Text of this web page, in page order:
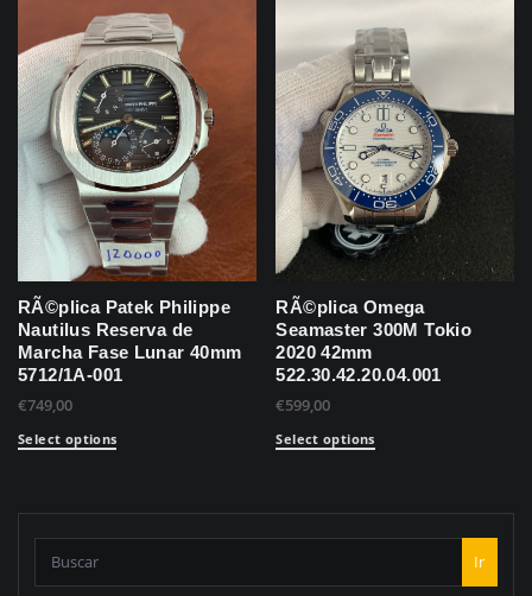
RÃ©plica Patek Philippe
Nautilus Reserva de
Marcha Fase Lunar 40mm
5712/1A-001
€749,00
Select options
RÃ©plica Omega
Seamaster 300M Tokio
2020 42mm
522.30.42.20.04.001
€599,00
Select options
Ir